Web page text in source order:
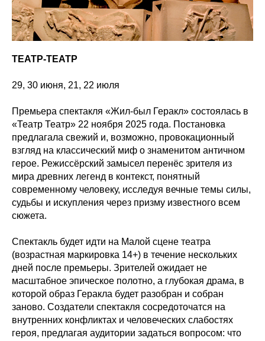
ТЕАТР-ТЕАТР
29, 30 июня, 21, 22 июля
Премьера спектакля «Жил-был Геракл» состоялась в
«Театр Театр» 22 ноября 2025 года. Постановка
предлагала свежий и, возможно, провокационный
взгляд на классический миф о знаменитом античном
герое. Режиссёрский замысел перенёс зрителя из
мира древних легенд в контекст, понятный
современному человеку, исследуя вечные темы силы,
судьбы и искупления через призму известного всем
сюжета.
Спектакль будет идти на Малой сцене театра
(возрастная маркировка 14+) в течение нескольких
дней после премьеры. Зрителей ожидает не
масштабное эпическое полотно, а глубокая драма, в
которой образ Геракла будет разобран и собран
заново. Создатели спектакля сосредоточатся на
внутренних конфликтах и человеческих слабостях
героя, предлагая аудитории задаться вопросом: что